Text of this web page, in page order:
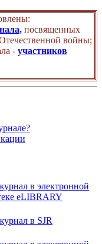
посвященных
войны;
- участников